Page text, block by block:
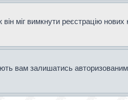
міг вимкнути реєстрацію нових
вам залишатись авторизованим